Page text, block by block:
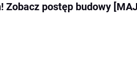
Zobacz postęp budowy